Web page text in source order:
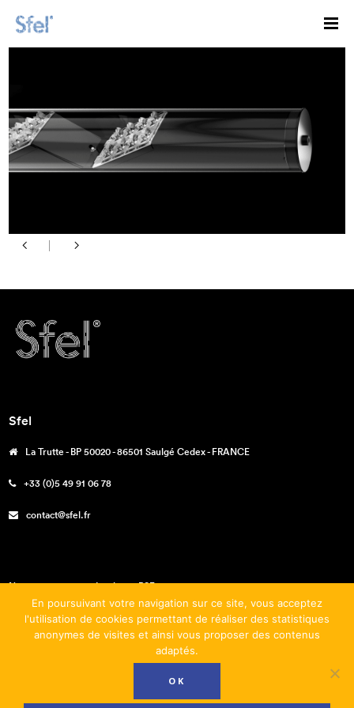
Sfel
La Trutte - BP 50020 - 86501 Saulgé Cedex - FRANCE
+33 (0)5 49 91 06 78
contact@sfel.fr
Nos engagements – La charte RSE
Téléchargements
En poursuivant votre navigation sur ce site, vous acceptez
l'utilisation de cookies permettant de réaliser des statistiques
anonymes de visites et ainsi vous proposer des contenus
adaptés.
OK